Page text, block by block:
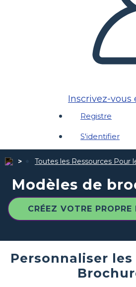
Inscrivez-
Registre
S'identifier
Toutes les Ressources Pour
Modèles de
CRÉEZ VOTRE PROPRE
Personnaliser